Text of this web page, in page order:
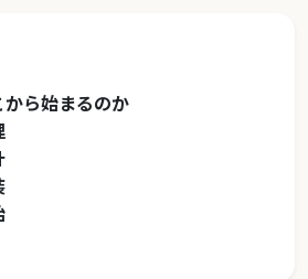
ら始まるのか